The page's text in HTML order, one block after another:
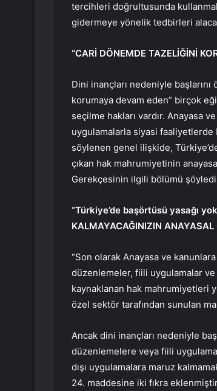
tercihleri ​​doğrultusunda
gidermeye yönelik tedbirleri
“CARİ DÖNEMDE TAZELİĞİNİ
Dini inançları nedeniyle
korumaya devam eden” birçok
seçilme hakları vardır. Anayasa
uygulamalarla siyasi faaliyetlerde
söylenen genel ilişkide,
çıkan hak mahrumiyetinin
Gerekçesinin ilgili bölümü
“Türkiye’de başörtüsü yasağı
KALMAYACAĞINIZIN ANAYASAL
“Son olarak Anayasa ve kanunlara
düzenlemeler, fiili uygulamalar ve
kaynaklanan hak mahrumiyetleri
özel sektör tarafından sunulan
Ancak dini inançları nedeniyle
düzenlemelere veya fiili
dışı uygulamalara maruz
24. maddesine iki fıkra